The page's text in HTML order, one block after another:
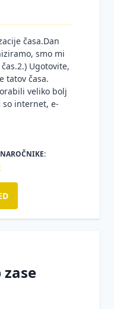
časa.Dan
smo mi
Ugotovite,
tatov časa.
veliko bolj
so internet, e-